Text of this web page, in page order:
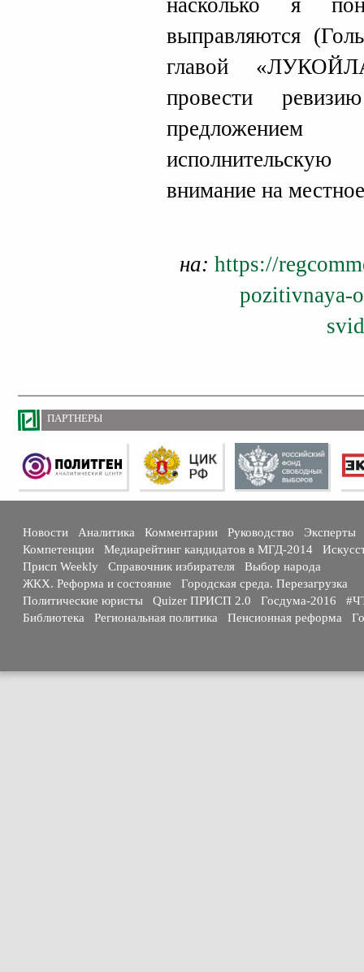
насколько я
выправляются
главой
провести
внимание на
на: https://
pozitivnaya-
ПАРТНЕРЫ
Новости Аналитика Комментарии Руководство
Эксперты
Компетенции
Медиарейтинг кандидатов в МГД-2014
Присп Weekly
Справочник избирателя
Выбор народа
ЖКХ. Реформа и состояние
Городская среда. Перезагрузка
Политические юристы
Quizer ПРИСП 2.0 Госдума-2016
Библиотека
Региональная политика Пенсионная реформа